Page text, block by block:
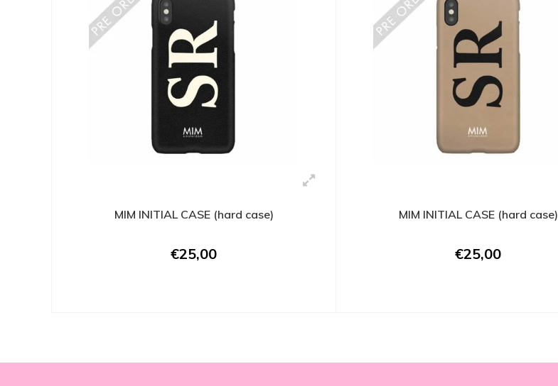
MIM INITIAL CASE (hard case)
€25,00
MIM INITIAL CASE (hard case)
€25,00